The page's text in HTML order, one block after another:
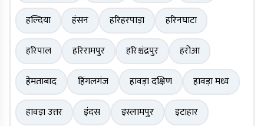
हल्दिया
हंसन हरिहरपाड़ा
हरिनघाटा
हरिपाल
हरिरामपुर हरिश्चंद्रपुर
हरोआ
हेमताबाद
हिंगलगंज हावड़ा दक्षिण
हावड़ा मध्य
हावड़ा उत्तर
इंदस इस्लामपुर
इटाहार